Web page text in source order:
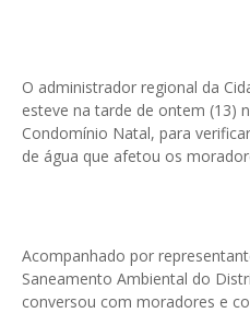
O administrador regional da
esteve na tarde de ontem (13)
Condomínio Natal, para
de água que afetou os
Acompanhado por
Saneamento Ambiental do
conversou com moradores e